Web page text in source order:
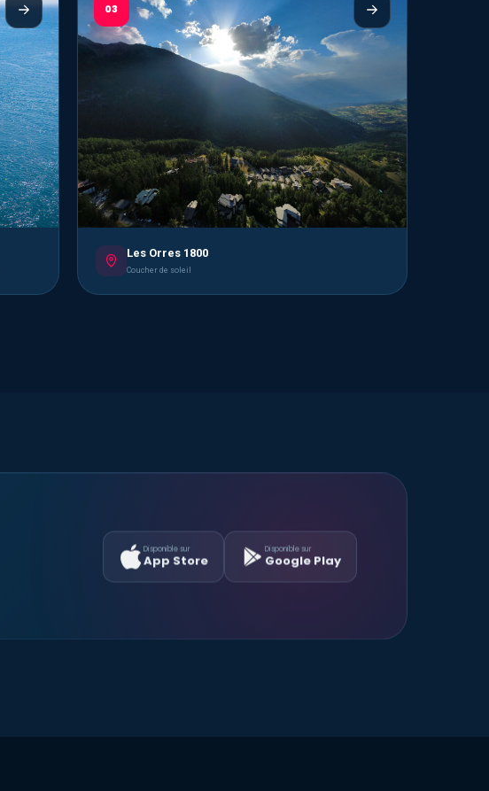
03
Les Orres 1800
Coucher de soleil
Disponible sur
App Store
Disponible sur
Google Play